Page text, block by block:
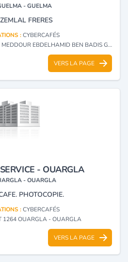
- GUELMA
FRERES
:CYBERCAFÉS
EBDELHAMID BEN BADIS GUELMA - GUELMA
VERS LA PAGE
- OUARGLA
- OUARGLA
PHOTOCOPIE.
:CYBERCAFÉS
1264 OUARGLA - OUARGLA
VERS LA PAGE